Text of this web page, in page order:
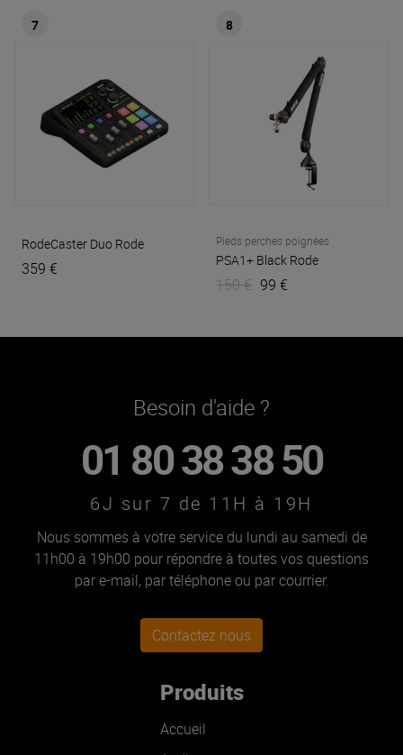
7
RodeCaster Duo Rode
359 €
8
Pieds perches poignées
PSA1+ Black Rode
150 € 99 €
Besoin d'aide ?
01 80 38 38 50
6J sur 7 de 11H à 19H
Nous sommes à votre service du lundi au samedi de
11h00 à 19h00 pour répondre à toutes vos questions
par e-mail, par téléphone ou par courrier.
Contactez nous
Produits
Accueil